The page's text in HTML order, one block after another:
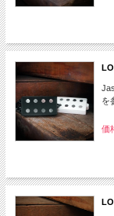
を
価